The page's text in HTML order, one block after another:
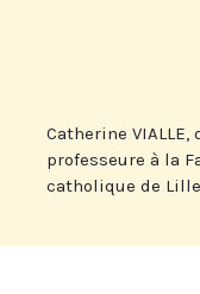
Catherine
professeure à la
catholique de